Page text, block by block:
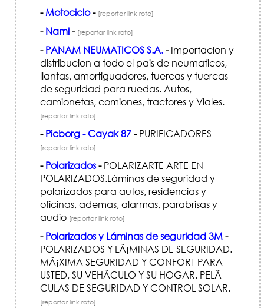
- Motociclo- [reportar link roto]
- Nami- [reportar link roto]
- PANAM NEUMATICOS S.A.-Importacion y
distribucion a todo el pais de neumaticos,
llantas, amortiguadores, tuercas y tuercas
de seguridad para ruedas. Autos,
camionetas, comiones, tractores y Viales.
[reportar link roto]
- Picborg - Cayak 87-PURIFICADORES
[reportar link roto]
- Polarizados-POLARIZARTE ARTE EN
POLARIZADOS.Láminas de seguridad y
polarizados para autos, residencias y
oficinas, ademas, alarmas, parabrisas y
audio [reportar link roto]
- Polarizados y Láminas de seguridad 3M-
POLARIZADOS Y LÃ¡MINAS DE SEGURIDAD.
MÃ¡XIMA SEGURIDAD Y CONFORT PARA
USTED, SU VEHÃ­CULO Y SU HOGAR. PELÃ­
CULAS DE SEGURIDAD Y CONTROL SOLAR.
[reportar link roto]